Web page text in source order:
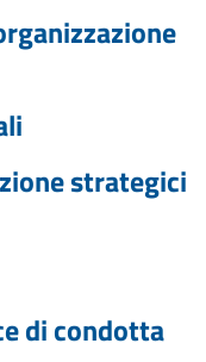
strategici
di condotta